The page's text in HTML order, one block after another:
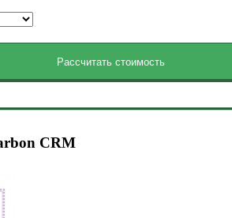
Рассчитать стоимость
CRM